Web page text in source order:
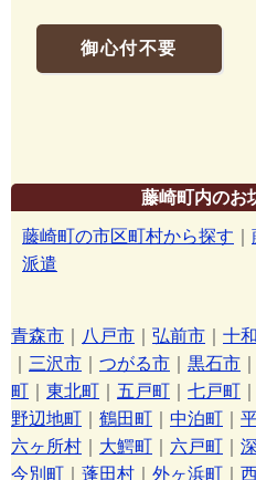
御心付不要
藤崎町内のお
藤崎町の市区町村から探す
派遣
青森市 八戸市 弘前市 十
三沢市 つがる市 黒石市
町
東北町 五戸町 七戸町
野辺地町
鶴田町 中泊町
六ヶ所村
大鰐町 六戸町
今別町
蓬田村 外ヶ浜町